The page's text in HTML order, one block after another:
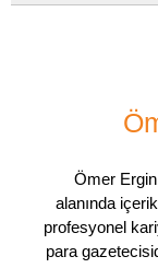
Ömer
alanında
profesyonel
para